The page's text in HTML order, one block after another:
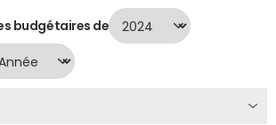
budgétaires de